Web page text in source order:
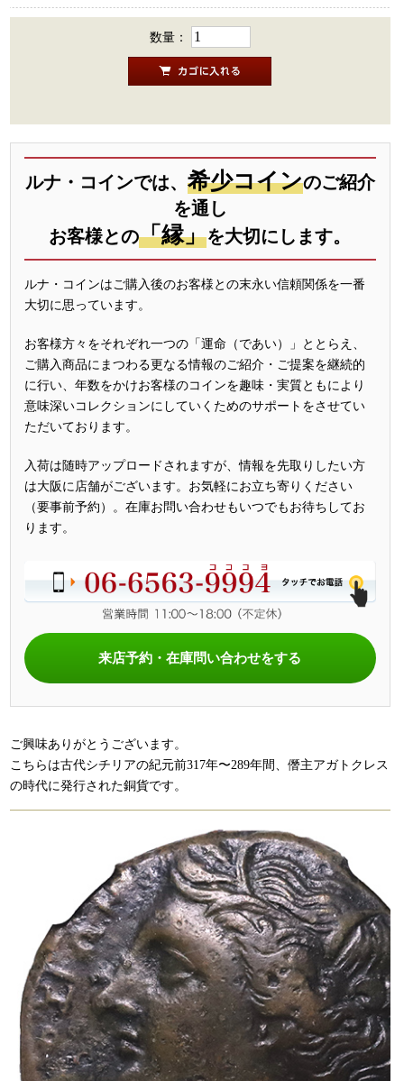
数量：
ルナ・コインでは、 希少コインのご紹介
を通し
お客様との「縁」を大切にします。
ルナ・コインはご購入後のお客様との末永い信頼関係を一番
大切に思っています。
お客様方々をそれぞれ一つの「運命（であい）」ととらえ、
ご購入商品にまつわる更なる情報のご紹介・ご提案を継続的
に行い、年数をかけお客様のコインを趣味・実質ともにより
意味深いコレクションにしていくためのサポートをさせてい
ただいております。
入荷は随時アップロードされますが、情報を先取りしたい方
は大阪に店舗がございます。お気軽にお立ち寄りください
（要事前予約）。在庫お問い合わせもいつでもお待ちしてお
ります。
来店予約・在庫問い合わせをする
ご興味ありがとうございます。
こちらは古代シチリアの紀元前317年〜289年間、僭主アガトクレス
の時代に発行された銅貨です。